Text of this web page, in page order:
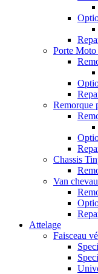
Porte Moto
Remorque
Chassis
Van
Attelage
Faisceau